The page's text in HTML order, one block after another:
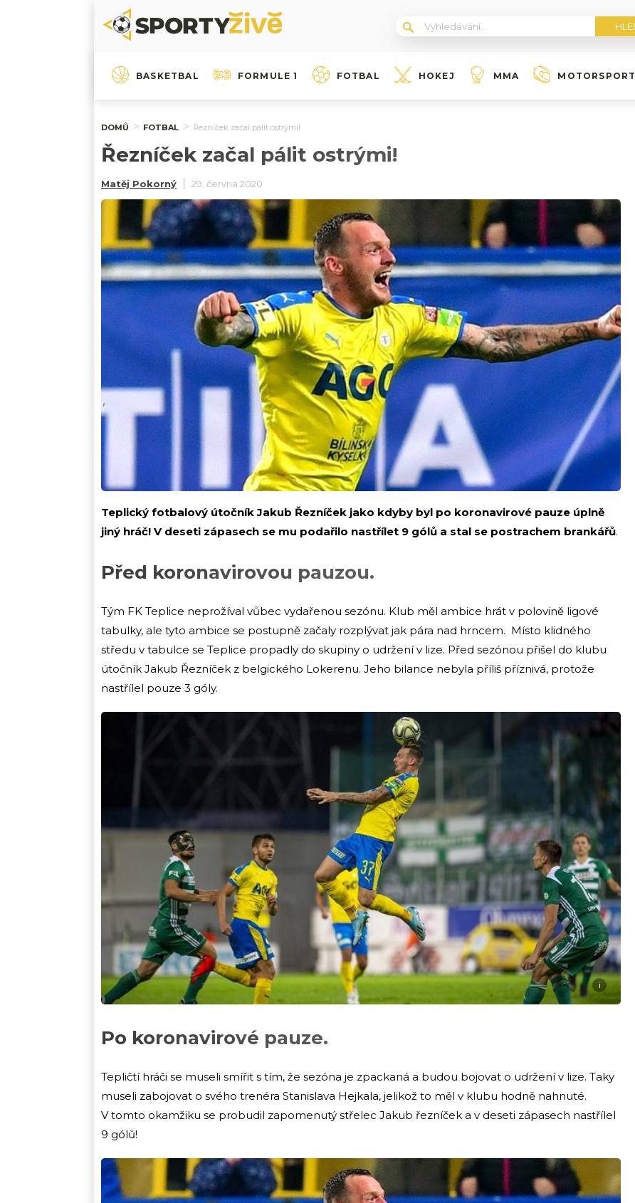
BASKETBAL FORMULE 1 FOTBAL HOKEJ MMA MOTORSPORT
DOMŮ FOTBAL Řezníček začal pálit ostrými!
Řezníček začal pálit ostrými!
Matěj Pokorný 29. června 2020
Teplický fotbalový útočník Jakub Řezníček jako kdyby byl po koronavirové pauze úplně
jiný hráč! V deseti zápasech se mu podařilo nastřílet 9 gólů a stal se postrachem brankářů.
Před koronavirovou pauzou.
Tým FK Teplice neprožíval vůbec vydařenou sezónu. Klub měl ambice hrát v polovině ligové
tabulky, ale tyto ambice se postupně začaly rozplývat jak pára nad hrncem. Místo klidného
středu v tabulce se Teplice propadly do skupiny o udržení v lize. Před sezónou přišel do klubu
útočník Jakub Řezníček z belgického Lokerenu. Jeho bilance nebyla příliš příznivá, protože
nastřílel pouze 3 góly.
i
Po koronavirové pauze.
Tepličtí hráči se museli smířit s tím, že sezóna je zpackaná a budou bojovat o udržení v lize. Taky
museli zabojovat o svého trenéra Stanislava Hejkala, jelikož to měl v klubu hodně nahnuté.
V tomto okamžiku se probudil zapomenutý střelec Jakub řezníček a v deseti zápasech nastřílel
9 gólů!